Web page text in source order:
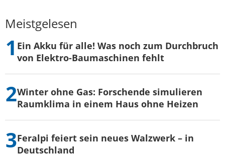
Meistgelesen
Ein Akku für alle! Was noch zum Durchbruch
von Elektro-Baumaschinen fehlt
Winter ohne Gas: Forschende simulieren
Raumklima in einem Haus ohne Heizen
Feralpi feiert sein neues Walzwerk – in
Deutschland